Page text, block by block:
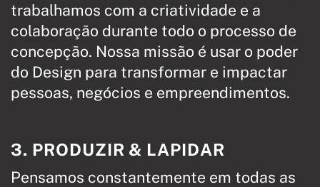
trabalhamos com a criatividade e a
colaboração durante todo o processo de
concepção. Nossa missão é usar o poder
do Design para transformar e impactar
pessoas, negócios e empreendimentos.
3. PRODUZIR & LAPIDAR
Pensamos constantemente em todas as